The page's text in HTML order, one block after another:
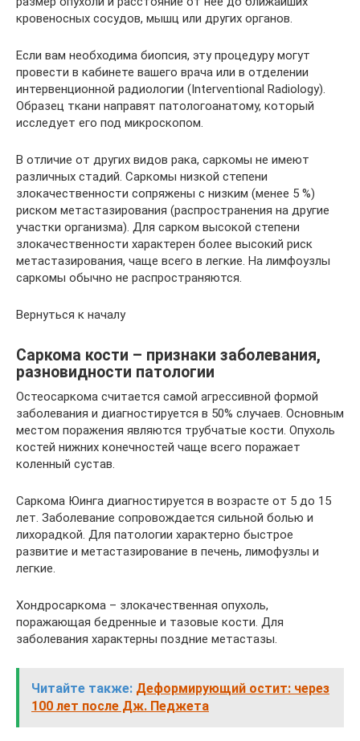
кровеносных сосудов, мышц или других органов.
Если вам необходима биопсия, эту процедуру могут
провести в кабинете вашего врача или в отделении
интервенционной радиологии (Interventional Radiology).
Образец ткани направят патологоанатому, который
исследует его под микроскопом.
В отличие от других видов рака, саркомы не имеют
различных стадий. Саркомы низкой степени
злокачественности сопряжены с низким (менее 5 %)
риском метастазирования (распространения на другие
участки организма). Для сарком высокой степени
злокачественности характерен более высокий риск
метастазирования, чаще всего в легкие. На лимфоузлы
саркомы обычно не распространяются.
Вернуться к началу
Саркома кости – признаки заболевания,
разновидности патологии
Остеосаркома считается самой агрессивной формой
заболевания и диагностируется в 50% случаев. Основным
местом поражения являются трубчатые кости. Опухоль
костей нижних конечностей чаще всего поражает
коленный сустав.
Саркома Юинга диагностируется в возрасте от 5 до 15
лет. Заболевание сопровождается сильной болью и
лихорадкой. Для патологии характерно быстрое
развитие и метастазирование в печень, лимофузлы и
легкие.
Хондросаркома – злокачественная опухоль,
поражающая бедренные и тазовые кости. Для
заболевания характерны поздние метастазы.
Читайте также: Деформирующий остит: через
100 лет после Дж. Педжета